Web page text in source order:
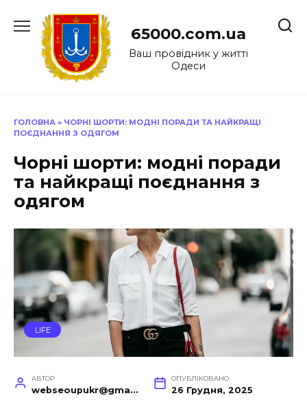
до
65000.com.ua
Ваш провідник у житті
Одеси
ГОЛОВНА » ЧОРНІ ШОРТИ: МОДНІ ПОРАДИ ТА НАЙКРАЩІ
ПОЄДНАННЯ З ОДЯГОМ
Чорні шорти: модні поради
та найкращі поєднання з
одягом
LIFE
АВТОР
webseoupukr@gmail.com
ОПУБЛІКОВАНО
26 Грудня, 2025